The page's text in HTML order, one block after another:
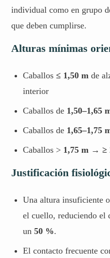
individual como en grupo
que deben cumplirse.
Alturas mínimas
Caballos ≤ 1,50 m de
interior
Caballos de 1,50–1,65
Caballos de 1,65–1,75
Caballos > 1,75 m → ≥
Justificación
Una altura insuficiente
el cuello, reduciendo el
un 50 %.
El contacto frecuente